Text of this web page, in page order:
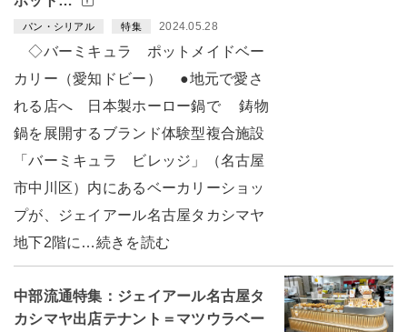
パン・シリアル 特集 2024.05.28
◇バーミキュラ ポットメイドベー
カリー（愛知ドビー） ●地元で愛さ
れる店へ 日本製ホーロー鍋で 鋳物
鍋を展開するブランド体験型複合施設
「バーミキュラ ビレッジ」（名古屋
市中川区）内にあるベーカリーショッ
プが、ジェイアール名古屋タカシマヤ
地下2階に…続きを読む
中部流通特集：ジェイアール名古屋タ
カシマヤ出店テナント＝マツウラベー